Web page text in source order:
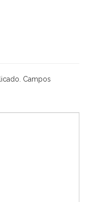
Campos